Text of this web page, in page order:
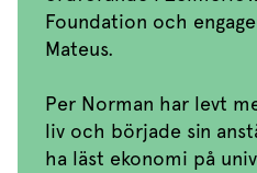
Foundation och
Mateus.
Per Norman har levt
liv och började sin
ha läst ekonomi på